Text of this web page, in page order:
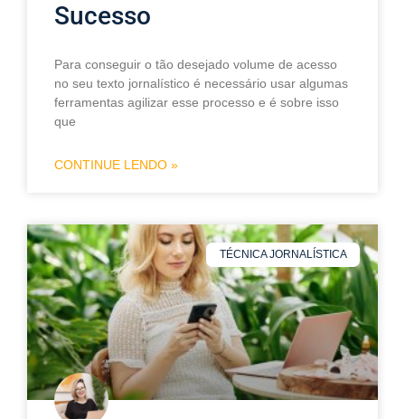
Sucesso
Para conseguir o tão desejado volume de acesso
no seu texto jornalístico é necessário usar algumas
ferramentas agilizar esse processo e é sobre isso
que
CONTINUE LENDO »
TÉCNICA JORNALÍSTICA